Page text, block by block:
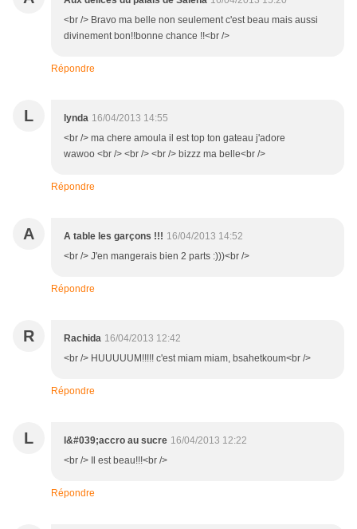
<br /> Bravo ma belle non seulement c'est beau mais aussi
divinement bon!!bonne chance !!<br />
Répondre
L lynda 16/04/2013 14:55
<br /> ma chere amoula il est top ton gateau j'adore
wawoo <br /> <br /> <br /> bizzz ma belle<br />
Répondre
A A table les garçons !!! 16/04/2013 14:52
<br /> J'en mangerais bien 2 parts :)))<br />
Répondre
R Rachida 16/04/2013 12:42
<br /> HUUUUUM!!!!! c'est miam miam, bsahetkoum<br />
Répondre
L l&#039;accro au sucre 16/04/2013 12:22
<br /> Il est beau!!!<br />
Répondre